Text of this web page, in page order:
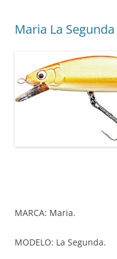
Maria La Segunda
MARCA: Maria.
MODELO: La Segunda.